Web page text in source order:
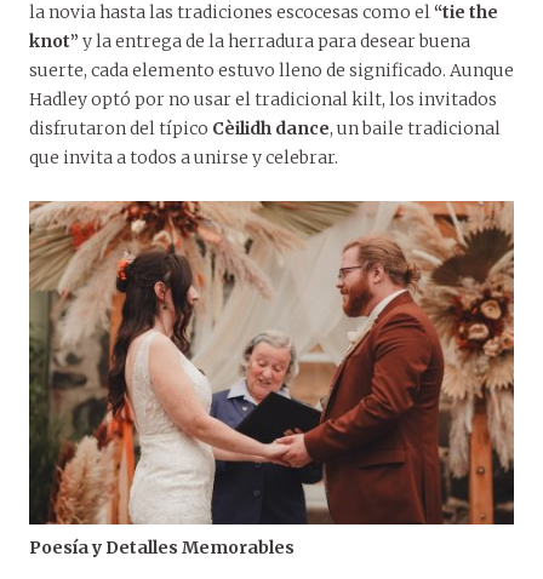
la novia hasta las tradiciones escocesas como el “tie the
knot” y la entrega de la herradura para desear buena
suerte, cada elemento estuvo lleno de significado. Aunque
Hadley optó por no usar el tradicional kilt, los invitados
disfrutaron del típico Cèilidh dance, un baile tradicional
que invita a todos a unirse y celebrar.
Poesía y Detalles Memorables